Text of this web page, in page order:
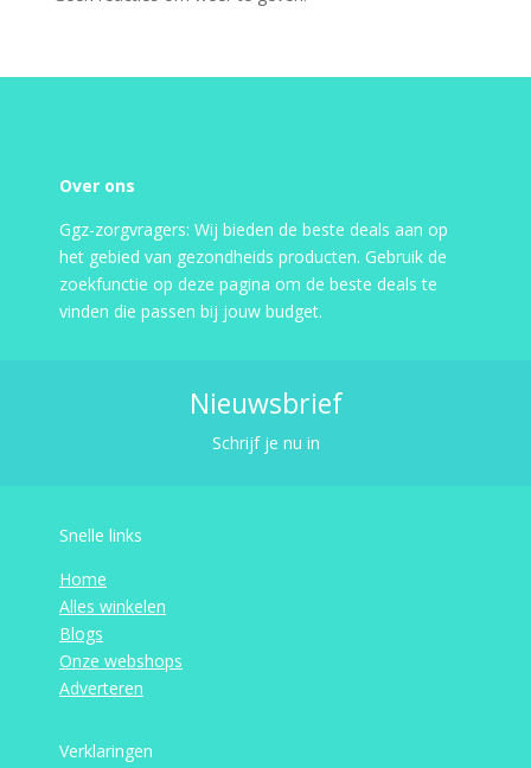
Over ons
Ggz-zorgvragers: Wij bieden de beste deals aan op
het gebied van gezondheids producten. Gebruik de
zoekfunctie op deze pagina om de beste deals te
vinden die passen bij jouw budget.
Nieuwsbrief
Schrijf je nu in
Snelle links
Home
Alles winkelen
Blogs
Onze webshops
Adverteren
Verklaringen